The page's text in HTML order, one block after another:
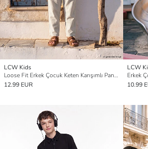
LCW Kids
Loose Fit Erkek Çocuk Keten Karışımlı Pantolon
12.99 EUR
LCW
Erkek
10.99